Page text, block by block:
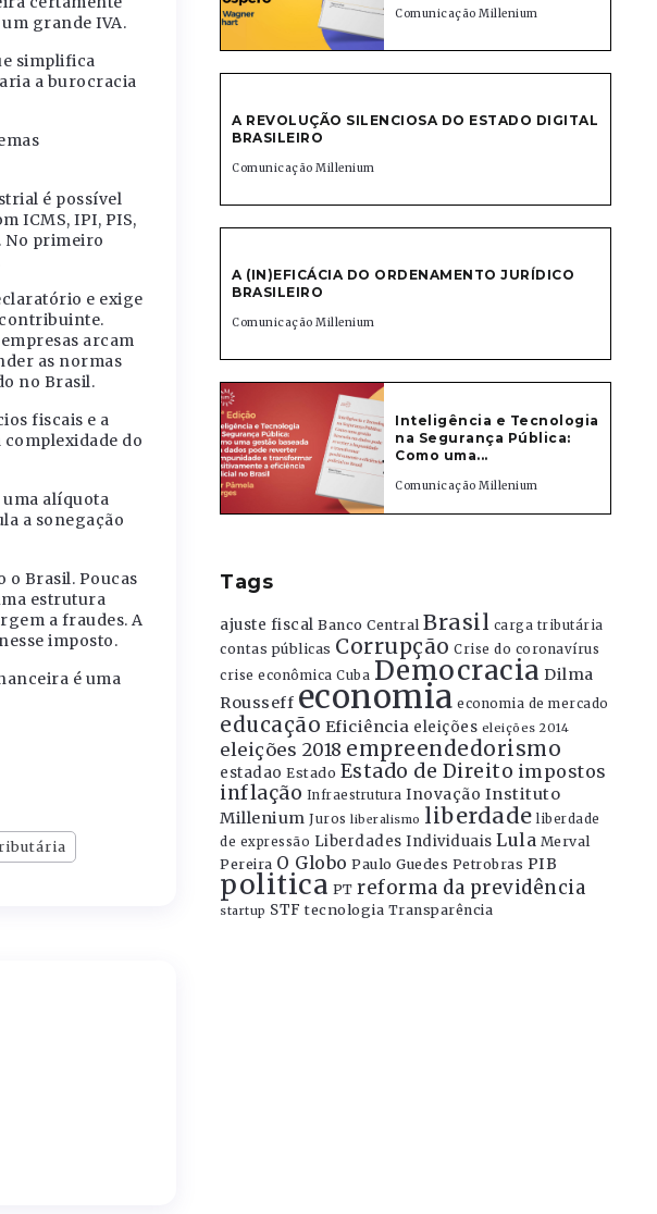
grande IVA.
simplifica
a burocracia
é possível
ICMS, IPI, PIS,
No primeiro
e exige
arcam
as normas
no Brasil.
fiscais e a
do
alíquota
a sonegação
o Brasil. Poucas
estrutura
a fraudes. A
imposto.
é uma
Comunicação Millenium
A REVOLUÇÃO SILENCIOSA DO ESTADO DIGITAL
BRASILEIRO
Comunicação Millenium
A (IN)EFICÁCIA DO ORDENAMENTO JURÍDICO
BRASILEIRO
Comunicação Millenium
Inteligência e Tecnologia
na Segurança Pública:
Como uma...
Comunicação Millenium
Tags
ajuste fiscal Banco Central Brasil carga tributária
contas públicas Corrupção Crise do coronavírus
crise econômica Cuba Democracia Dilma
Rousseff economia economia de mercado
educação Eficiência eleições eleições 2014
eleições 2018 empreendedorismo
estadao Estado Estado de Direito impostos
inflação Infraestrutura Inovação Instituto
Millenium Juros liberalismo liberdade liberdade
de expressão Liberdades Individuais Lula Merval
Pereira O Globo Paulo Guedes Petrobras PIB
politica PT reforma da previdência
startup STF tecnologia Transparência